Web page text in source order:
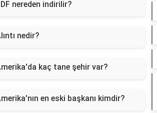
nereden indirilir?
nedir?
kaç tane şehir var?
en eski başkanı kimdir?